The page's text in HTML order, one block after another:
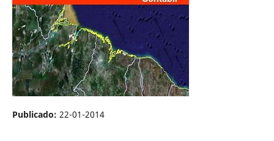
Publicado: 22-01-2014